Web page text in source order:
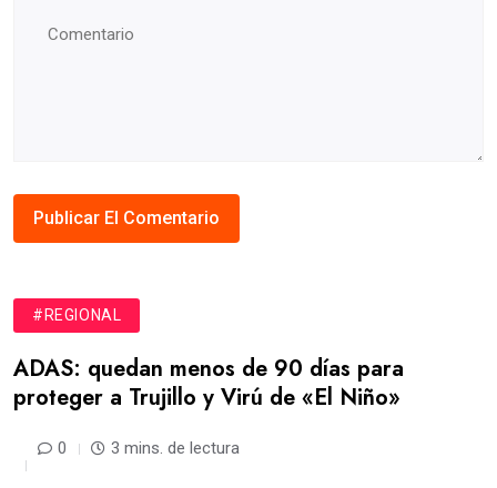
#REGIONAL
ADAS: quedan menos de 90 días para
proteger a Trujillo y Virú de «El Niño»
0 3 mins. de lectura